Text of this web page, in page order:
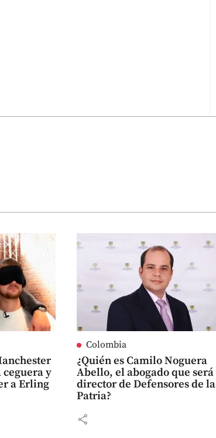
ceguera y
a Erling
Colombia
¿Quién es Camilo Noguera
Abello, el abogado que será
director de Defensores de la
Patria?
share